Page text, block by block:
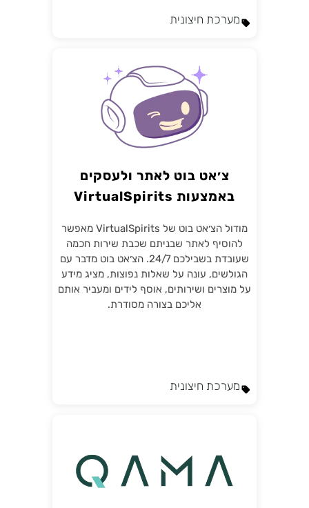
מערכת חיצונית
צ׳אט בוט לאתר ולעסקים
באמצעות VirtualSpirits
מודול הצ׳אט בוט של VirtualSpirits מאפשר
להוסיף לאתר שבניתם שכבת שירות חכמה
שעובדת בשבילכם 24/7. הצ׳אט בוט מדבר עם
הגולשים, עונה על שאלות נפוצות, מציג מידע
על מוצרים ושירותים, אוסף לידים ומעביר אותם
אליכם בצורה מסודרת.
מערכת חיצונית